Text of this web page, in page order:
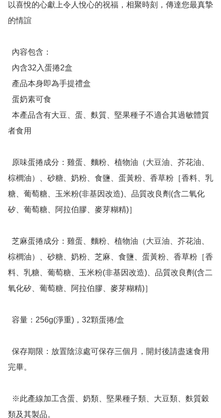
以喜悅的心獻上令人悅心的祝福，相聚時刻，傳達您最真摯
的情誼
者食用
棕櫚油）、砂糖、奶粉、食鹽、蛋黃粉、香草粉［香料、乳
糖、葡萄糖、玉米粉(非基因改造)、品質改良劑(含二氧化
矽、葡萄糖、阿拉伯膠、麥芽糊精)］
棕櫚油）、砂糖、奶粉、芝麻、食鹽、蛋黃粉、香草粉［香
料、乳糖、葡萄糖、玉米粉(非基因改造)、品質改良劑(含二
氧化矽、葡萄糖、阿拉伯膠、麥芽糊精)］
完畢。
類及其製品。